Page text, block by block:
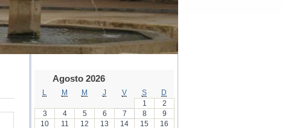
Agosto 2026
M M J V S
D
1
2
3
4 5 6 7 8
9
10
11 12 13 14 15
16